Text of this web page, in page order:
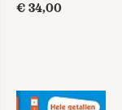
€ 34,00